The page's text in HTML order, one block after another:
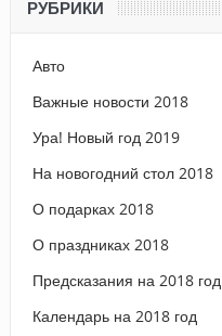
РУБРИКИ
Авто
Важные новости 2018
Ура! Новый год 2019
На новогодний стол 2018
О подарках 2018
О праздниках 2018
Предсказания на 2018 год
Календарь на 2018 год